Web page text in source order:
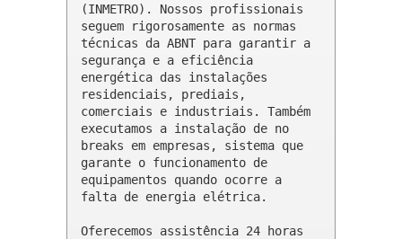
(INMETRO). Nossos profissionais
seguem rigorosamente as normas
técnicas da ABNT para garantir a
segurança e a eficiência
energética das instalações
residenciais, prediais,
comerciais e industriais. Também
executamos a instalação de no
breaks em empresas, sistema que
garante o funcionamento de
equipamentos quando ocorre a
falta de energia elétrica.
Oferecemos assistência 24 horas